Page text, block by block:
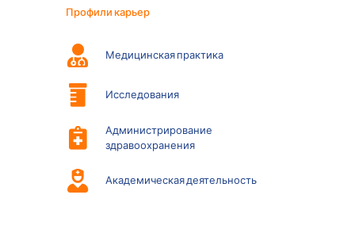
Профили карьер
Медицинская практика
Исследования
Администрирование
здравоохранения
Академическая деятельность